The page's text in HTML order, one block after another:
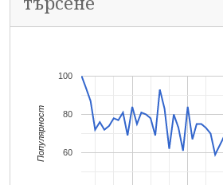
60
80
100
Популярност